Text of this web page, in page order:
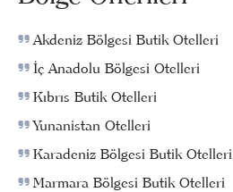
Akdeniz Bölgesi Butik Otelleri
İç Anadolu Bölgesi Otelleri
Kıbrıs Butik Otelleri
Yunanistan Otelleri
Karadeniz Bölgesi Butik Otelleri
Marmara Bölgesi Butik Otelleri